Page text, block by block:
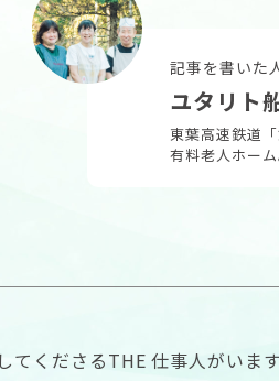
記事を書いた
ユタリト
東葉高速鉄道
有料老人ホー
くださるTHE 仕事人がいま